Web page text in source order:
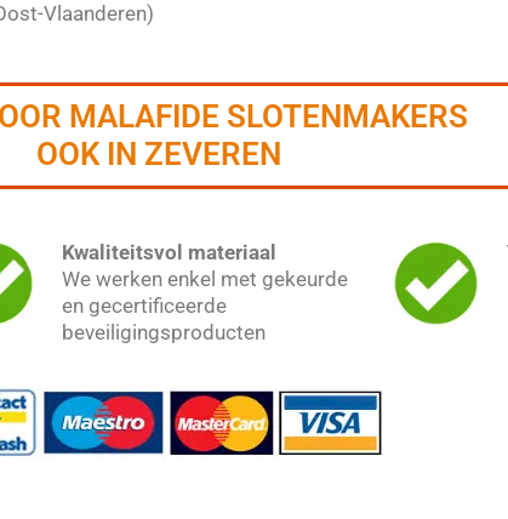
Vlaanderen)
MALAFIDE SLOTENMAKERS
OOK IN ZEVEREN
Kwaliteitsvol materiaal
We werken enkel met gekeurde
en gecertificeerde
beveiligingsproducten